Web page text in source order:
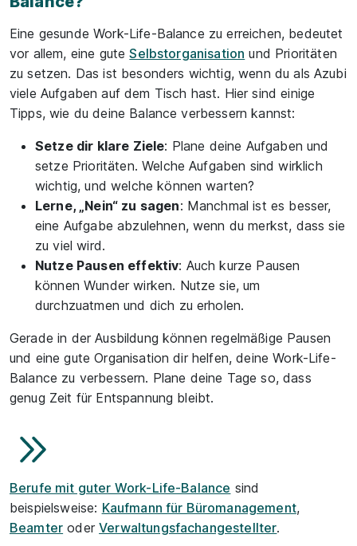
Eine gesunde Work-Life-Balance zu erreichen, bedeutet
vor allem, eine guteSelbstorganisation und Prioritäten
zu setzen. Das ist besonders wichtig, wenn du als Azubi
viele Aufgaben auf dem Tisch hast. Hier sind einige
Tipps, wie du deine Balance verbessern kannst:
Setze dir klare Ziele: Plane deine Aufgaben und
setze Prioritäten. Welche Aufgaben sind wirklich
wichtig, und welche können warten?
Lerne, „Nein“ zu sagen: Manchmal ist es besser,
eine Aufgabe abzulehnen, wenn du merkst, dass sie
zu viel wird.
Nutze Pausen effektiv: Auch kurze Pausen
können Wunder wirken. Nutze sie, um
durchzuatmen und dich zu erholen.
Gerade in der Ausbildung können regelmäßige Pausen
und eine gute Organisation dir helfen, deine Work-Life-
Balance zu verbessern. Plane deine Tage so, dass
genug Zeit für Entspannung bleibt.
Berufe mit guter Work-Life-Balance sind
beispielsweise: Kaufmann für Büromanagement,
Beamter oderVerwaltungsfachangestellter.